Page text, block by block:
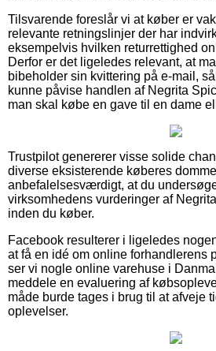
Tilsvarende foreslår vi at køber er
relevante retningslinjer der har
eksempelvis hvilken returrettighed
Derfor er det ligeledes relevant, at
bibeholder sin kvittering på e-mail,
kunne påvise handlen af Negrita
man skal købe en gave til en dame
Trustpilot genererer visse solide
diverse eksisterende køberes
anbefalelsesværdigt, at du
virksomhedens vurderinger af
inden du køber.
Facebook resulterer i ligeledes
at få en idé om online forhandlerens
ser vi nogle online varehuse i
meddele en evaluering af
måde burde tages i brug til at afveje
oplevelser.